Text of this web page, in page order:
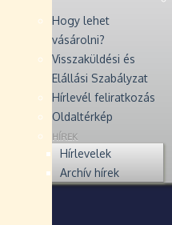
Hogy lehet
vásárolni?
Visszaküldési és
Elállási Szabályzat
Hírlevél feliratkozás
Oldaltérkép
HÍREK
Hírlevelek
Archív hírek